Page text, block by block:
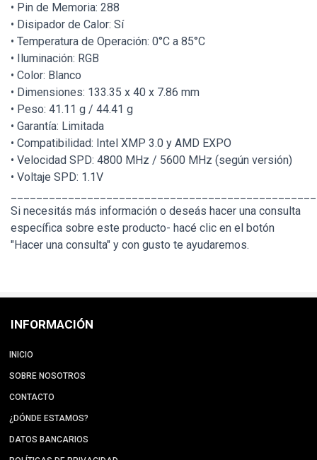
• Pin de Memoria: 288
• Disipador de Calor: Sí
• Temperatura de Operación: 0°C a 85°C
• Iluminación: RGB
• Color: Blanco
• Dimensiones: 133.35 x 40 x 7.86 mm
• Peso: 41.11 g / 44.41 g
• Garantía: Limitada
• Compatibilidad: Intel XMP 3.0 y AMD EXPO
• Velocidad SPD: 4800 MHz / 5600 MHz (según versión)
• Voltaje SPD: 1.1V
Si necesitás más información o deseás hacer una consulta
específica sobre este producto- hacé clic en el botón
"Hacer una consulta" y con gusto te ayudaremos.
INFORMACIÓN
INICIO
SOBRE NOSOTROS
CONTACTO
¿DÓNDE ESTAMOS?
DATOS BANCARIOS